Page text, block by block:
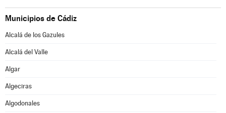
Municipios de Cádiz
Alcalá de los Gazules
Alcalá del Valle
Algar
Algeciras
Algodonales